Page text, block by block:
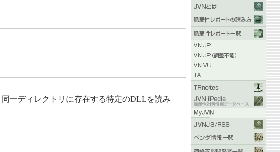
一ディレクトリに存在する特定のDLLを読み